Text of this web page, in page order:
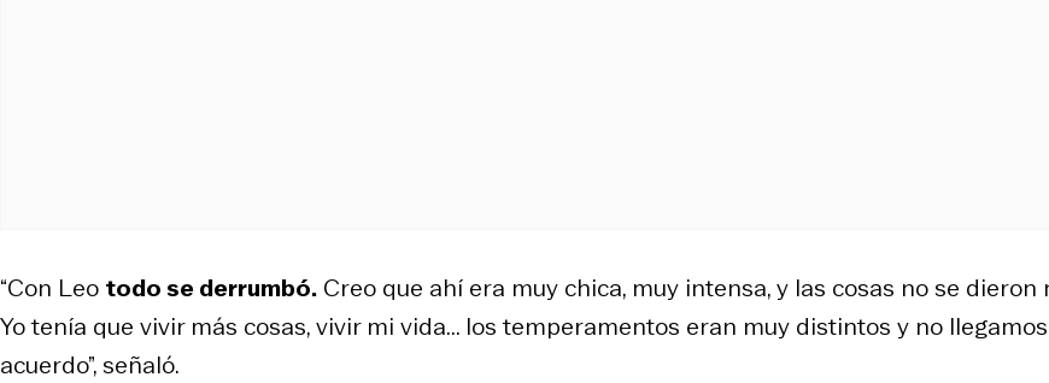
“Con Leo todo se derrumbó. Creo que ahí era muy chica, muy intensa, y las cosas no se dieron
Yo tenía que vivir más cosas, vivir mi vida... los temperamentos eran muy distintos y no
acuerdo”, señaló.